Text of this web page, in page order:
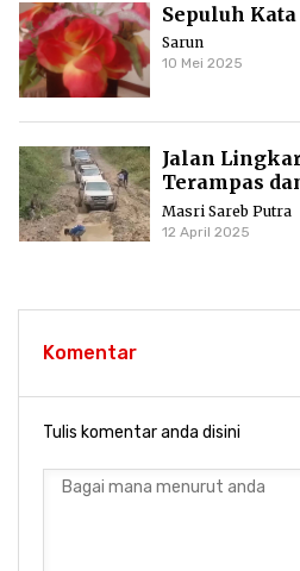
Sepuluh
Sarun
10 Mei 2025
Jalan
Terampas
Masri Sareb
Masri Sareb Putra
12 April 2025
Komentar
Tulis komentar anda disini